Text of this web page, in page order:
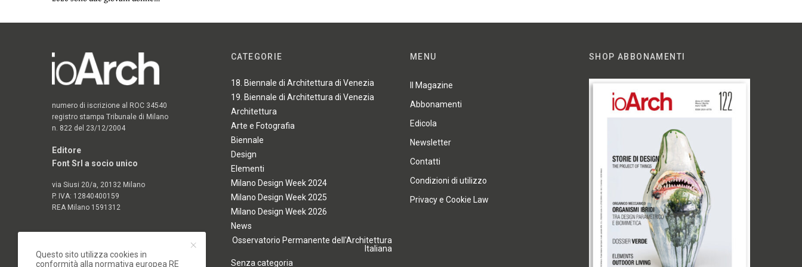
numero di iscrizione al ROC 34540
registro stampa Tribunale di Milano
n. 822 del 23/12/2004
Editore
Font Srl a socio unico
via Siusi 20/a, 20132 Milano
P. IVA: 12840400159
REA Milano 1591312
CATEGORIE
18. Biennale di Architettura di Venezia
19. Biennale di Architettura di Venezia
Architettura
Arte e Fotografia
Biennale
Design
Elementi
Milano Design Week 2024
Milano Design Week 2025
Milano Design Week 2026
News
Osservatorio Permanente dell'Architettura
Italiana
Senza categoria
MENU
Il Magazine
Abbonamenti
Edicola
Newsletter
Contatti
Condizioni di utilizzo
Privacy e Cookie Law
SHOP ABBONAMENTI
Questo sito utilizza cookies in
conformità alla normativa europea RE